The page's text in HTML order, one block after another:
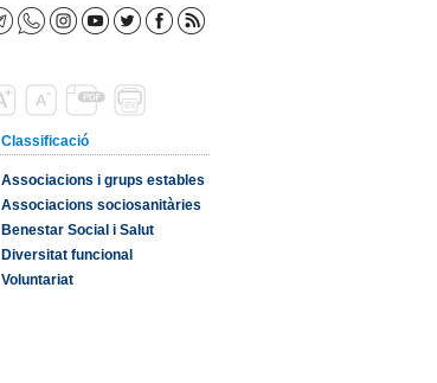
Classificació
Associacions i grups estables
Associacions sociosanitàries
Benestar Social i Salut
Diversitat funcional
Voluntariat